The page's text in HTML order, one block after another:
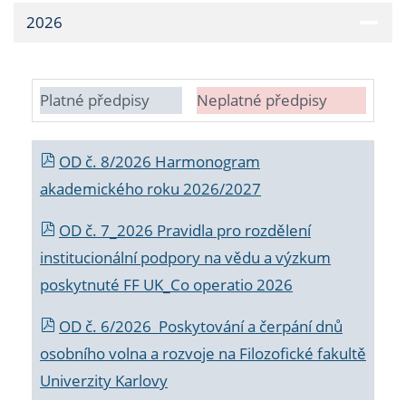
2026
Platné předpisy Neplatné předpisy
OD č. 8/2026 Harmonogram
akademického roku 2026/2027
OD č. 7_2026 Pravidla pro rozdělení
institucionální podpory na vědu a výzkum
poskytnuté FF UK_Co operatio 2026
OD č. 6/2026 Poskytování a čerpání dnů
osobního volna a rozvoje na Filozofické fakultě
Univerzity Karlovy